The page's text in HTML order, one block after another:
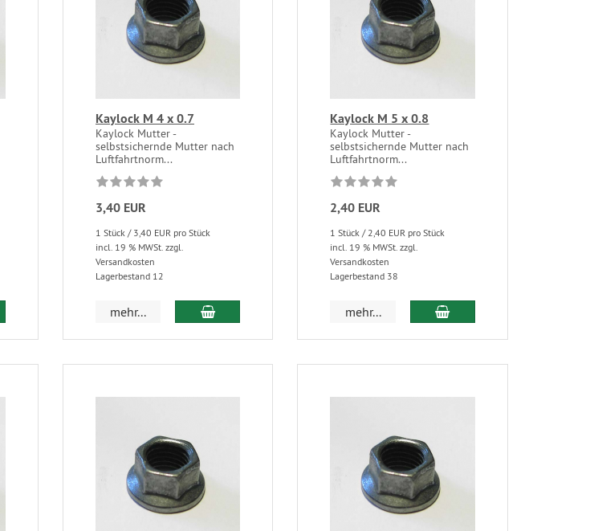
Kaylock M 4 x 0.7
Kaylock Mutter -
selbstsichernde Mutter nach
Luftfahrtnorm...
3,40 EUR
1 Stück / 3,40 EUR pro Stück
incl. 19 % MWSt. zzgl.
Versandkosten
Lagerbestand 12
mehr...
Kaylock M 5 x 0.8
Kaylock Mutter -
selbstsichernde Mutter nach
Luftfahrtnorm...
2,40 EUR
1 Stück / 2,40 EUR pro Stück
incl. 19 % MWSt. zzgl.
Versandkosten
Lagerbestand 38
mehr...